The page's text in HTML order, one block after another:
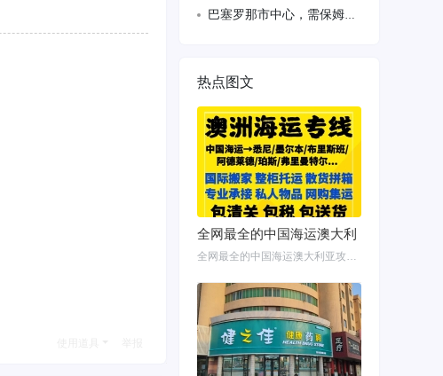
巴塞罗那市中心，需保姆一名 带孩子 ，做饭，工资1800欧，无需拘留要求，有意者请电66
热点图文
全网最全的中国海运澳大利
全网最全的中国海运澳大利亚攻略！细说如何把家具转运悉尼墨尔本布里斯班 国内网购